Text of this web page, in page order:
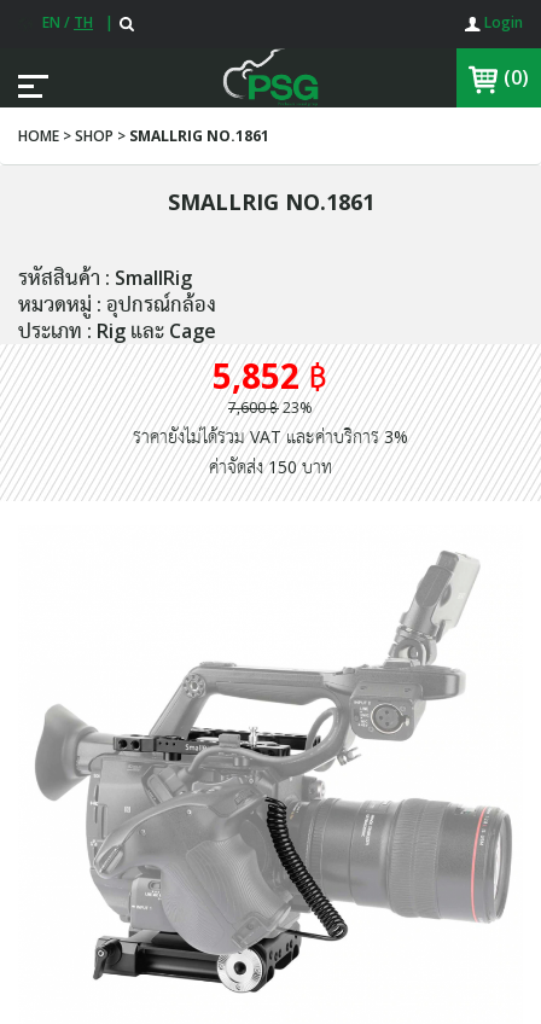
EN / TH | Login
(0)
HOME > SHOP > SMALLRIG NO.1861
SMALLRIG NO.1861
รหัสสินค้า : SmallRig
หมวดหมู่ : อุปกรณ์กล้อง
ประเภท : Rig และ Cage
5,852 ฿
7,600 ฿23%
ราคายังไม่ได้รวม VAT และค่าบริการ 3%
ค่าจัดส่ง 150 บาท